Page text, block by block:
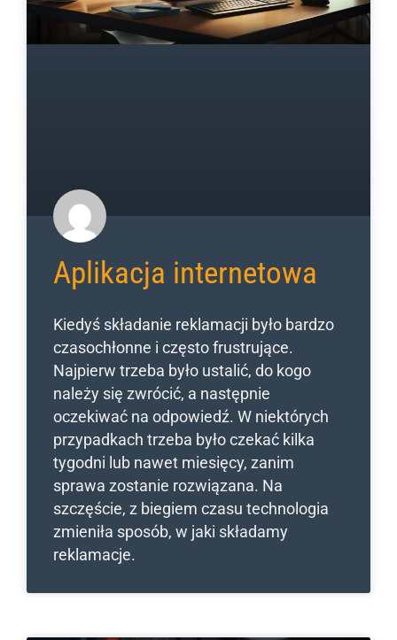
Aplikacja internetowa
Kiedyś składanie reklamacji było bardzo
czasochłonne i często frustrujące.
Najpierw trzeba było ustalić, do kogo
należy się zwrócić, a następnie
oczekiwać na odpowiedź. W niektórych
przypadkach trzeba było czekać kilka
tygodni lub nawet miesięcy, zanim
sprawa zostanie rozwiązana. Na
szczęście, z biegiem czasu technologia
zmieniła sposób, w jaki składamy
reklamacje.